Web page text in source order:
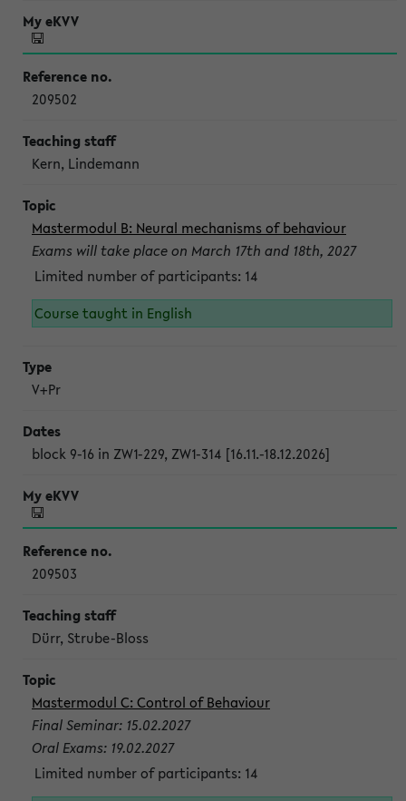
209502
Kern, Lindemann
Mastermodul B: Neural mechanisms of behaviour
Exams will take place on March 17th and 18th, 2027
Limited number of participants: 14
Course taught in English
V+Pr
block 9-16 in ZW1-229, ZW1-314 [16.11.-18.12.2026]
209503
Dürr, Strube-Bloss
Mastermodul C: Control of Behaviour
Final Seminar: 15.02.2027
Oral Exams: 19.02.2027
Limited number of participants: 14